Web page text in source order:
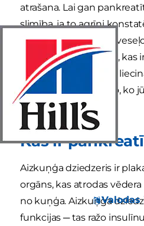
Valodas
atrašana. Lai gan
slimība, ja to agrīni
suņi ātri un pilnībā
uzzinātu vairāk par to, kas
dažām pazīmēm, kas
pankreatīts, un par to, ko
pankreatīts.
Kas ir
Aizkuņģa dziedzeris ir
orgāns, kas atrodas
no kuņģa. Aizkuņģa
funkcijas ─ tas ražo